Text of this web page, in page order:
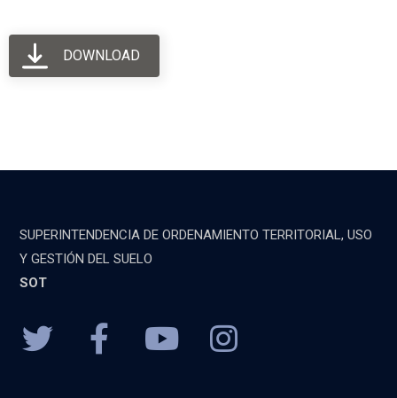
DOWNLOAD
SUPERINTENDENCIA DE ORDENAMIENTO TERRITORIAL, USO
Y GESTIÓN DEL SUELO
SOT